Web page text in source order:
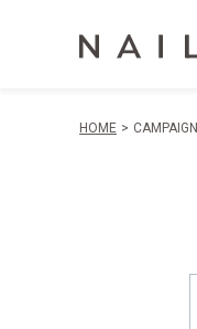
HOME CAMPAIGN